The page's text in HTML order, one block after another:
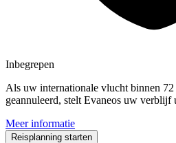
Inbegrepen
Als uw internationale vlucht binnen
geannuleerd, stelt Evaneos uw verblijf
Meer informatie
Reisplanning starten